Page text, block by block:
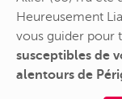
Heureusement
vous guider pour
susceptibles de
alentours de